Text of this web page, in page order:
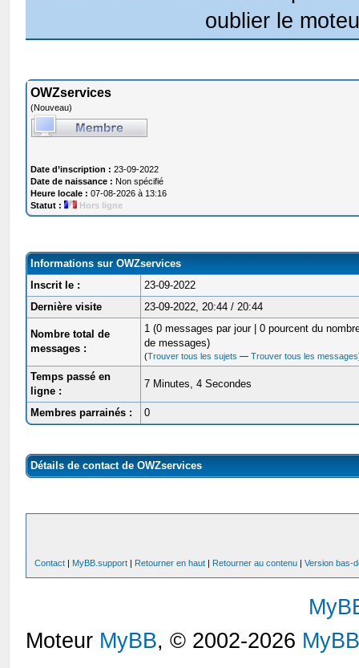
oublier le
OWZservices
(Nouveau)
Date d’inscription : 23-09-2022
Date de naissance : Non spécifié
Heure locale : 07-08-2026 à 13:16
Statut :
Hors ligne
Informations sur OWZservices
Inscrit le :
23-09-2022
Dernière visite
23-09-2022, 20:44 / 20:44
Nombre total de
messages :
1 (0 messages par jour | 0 pourcent du
de messages)
(Trouver tous les sujets —Trouver tous les messages
Temps passé en
ligne :
7 Minutes, 4 Secondes
Membres parrainés : 0
Détails de contact de OWZservices
Contact | MyBB.support | Retourner en haut | Retourner au contenu |Version bas-
Moteur MyBB, © 2002-2026